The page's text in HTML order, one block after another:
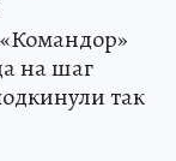
на шаг
так